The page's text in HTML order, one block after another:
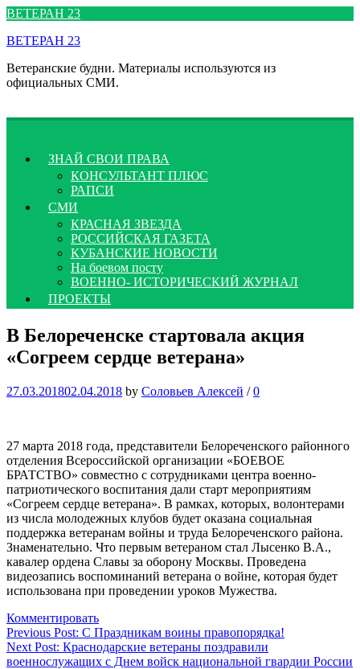
Перейти
содержимому
ВЕТЕРАН 23
ВЕТЕРАН 23
Ветеранские будни. Материалы используются из
официальных СМИ.
ЗНАЙ СВОИ ПРАВА
КОНСУЛЬТАНТ ПЛЮС
РАПСИ
СМИ
КРАСНАЯ ЗВЕЗДА
РОССИЙСКАЯ ГАЗЕТА
КУБАНСКИЕ НОВОСТИ
На боевом посту
ВОЕННО- ИСТОРИЧЕСКИЙ ЖУРНАЛ
ПРОЕКТЫ
В Белореченске стартовала акция
«Согреем сердце ветерана»
27.03.201802.04.2018 by Соловьев Алексей / 0
27 марта 2018 года, представители Белореченского районного
отделения Всероссийской организации «БОЕВОЕ
БРАТСТВО» совместно с сотрудниками центра военно-
патриотического воспитания дали старт мероприятиям
«Согреем сердце ветерана». В рамках, которых, волонтерами
из числа молодежных клубов будет оказана социальная
поддержка ветеранам войны и труда Белореченского района.
Знаменательно. Что первым ветераном стал Лысенко В.А.,
кавалер ордена Славы за оборону Москвы. Проведена
видеозапись воспоминаний ветерана о войне, которая будет
использована при проведении уроков Мужества.
Комментировать
Навигация
по
Previous Post: C Праздникам воины правопорядка!
Next Post: Краснодарские ветераны поздравили
военнослужащих с Днем войск национальной гвардии России